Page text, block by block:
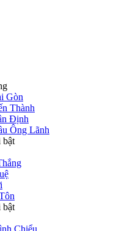
Gòn
Thành
Định
Ông Lãnh
bật
bật
Chiểu